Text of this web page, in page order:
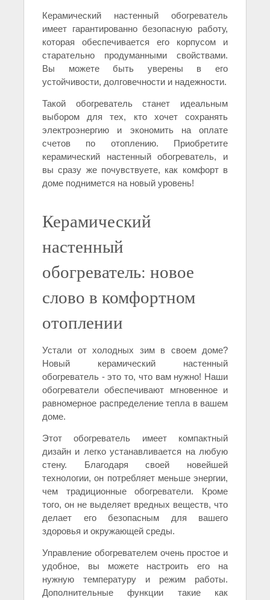
Керамический настенный обогреватель
имеет гарантированно безопасную работу,
которая обеспечивается его корпусом и
старательно продуманными свойствами.
Вы можете быть уверены в его
устойчивости, долговечности и надежности.
Такой обогреватель станет идеальным
выбором для тех, кто хочет сохранять
электроэнергию и экономить на оплате
счетов по отоплению. Приобретите
керамический настенный обогреватель, и
вы сразу же почувствуете, как комфорт в
доме поднимется на новый уровень!
Керамический
настенный
обогреватель: новое
слово в комфортном
отоплении
Устали от холодных зим в своем доме?
Новый керамический настенный
обогреватель - это то, что вам нужно! Наши
обогреватели обеспечивают мгновенное и
равномерное распределение тепла в вашем
доме.
Этот обогреватель имеет компактный
дизайн и легко устанавливается на любую
стену. Благодаря своей новейшей
технологии, он потребляет меньше энергии,
чем традиционные обогреватели. Кроме
того, он не выделяет вредных веществ, что
делает его безопасным для вашего
здоровья и окружающей среды.
Управление обогревателем очень простое и
удобное, вы можете настроить его на
нужную температуру и режим работы.
Дополнительные функции такие как